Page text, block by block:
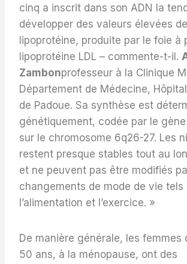
cinq a inscrit dans son ADN la
développer des valeurs élevées
lipoprotéine, produite par le foie à
lipoprotéine LDL – commente-t-il.
Zambonprofesseur à la Clinique
Département de Médecine,
de Padoue. Sa synthèse est
génétiquement, codée par le gène
sur le chromosome 6q26-27. Les
restent presque stables tout au
et ne peuvent pas être modifiés
changements de mode de vie tels
l’alimentation et l’exercice. »
De manière générale, les femmes
50 ans, à la ménopause, ont des